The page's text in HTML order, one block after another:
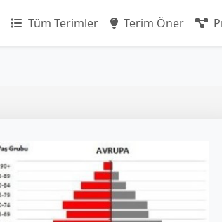
Tüm Terimler Terim Öner